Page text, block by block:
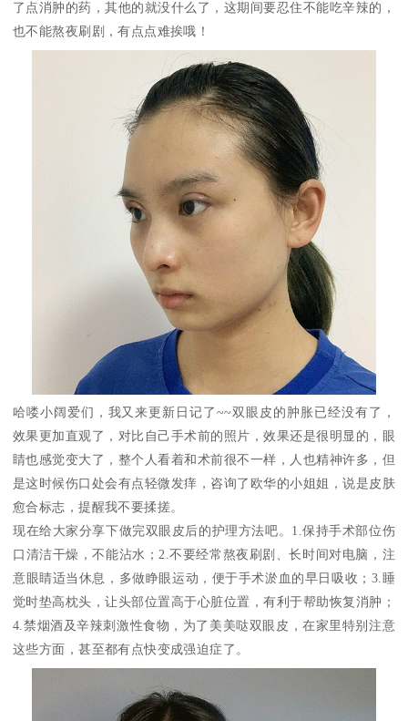
了点消肿的药，其他的就没什么了，这期间要忍住不能吃辛辣的，
也不能熬夜刷剧，有点点难挨哦！
哈喽小阔爱们，我又来更新日记了~~双眼皮的肿胀已经没有了，
效果更加直观了，对比自己手术前的照片，效果还是很明显的，眼
睛也感觉变大了，整个人看着和术前很不一样，人也精神许多，但
是这时候伤口处会有点轻微发痒，咨询了欧华的小姐姐，说是皮肤
愈合标志，提醒我不要揉搓。
现在给大家分享下做完双眼皮后的护理方法吧。1.保持手术部位伤
口清洁干燥，不能沾水；2.不要经常熬夜刷剧、长时间对电脑，注
意眼睛适当休息，多做睁眼运动，便于手术淤血的早日吸收；3.睡
觉时垫高枕头，让头部位置高于心脏位置，有利于帮助恢复消肿；
4.禁烟酒及辛辣刺激性食物，为了美美哒双眼皮，在家里特别注意
这些方面，甚至都有点快变成强迫症了。